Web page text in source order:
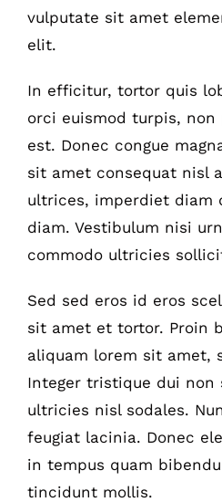
vulputate sit amet
elit.
In efficitur, tortor quis
orci euismod turpis, non
est. Donec congue
sit amet consequat nisl
ultrices, imperdiet diam
diam. Vestibulum nisi
commodo ultricies
Sed sed eros id eros
sit amet et tortor. Proin
aliquam lorem sit amet,
Integer tristique dui non
ultricies nisl sodales.
feugiat lacinia. Donec
in tempus quam
tincidunt mollis.